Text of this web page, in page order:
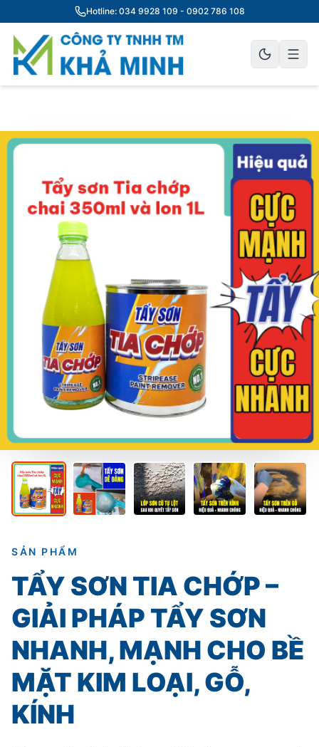
Hotline: 034 9928 109 - 0902 786 108
SẢN PHẨM
TẨY SƠN TIA CHỚP –
GIẢI PHÁP TẨY SƠN
NHANH, MẠNH CHO BỀ
MẶT KIM LOẠI, GỖ,
KÍNH